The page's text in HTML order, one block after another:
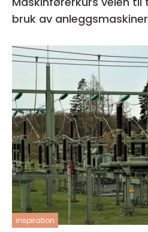
bruk av anleggsmaskiner
inspiration